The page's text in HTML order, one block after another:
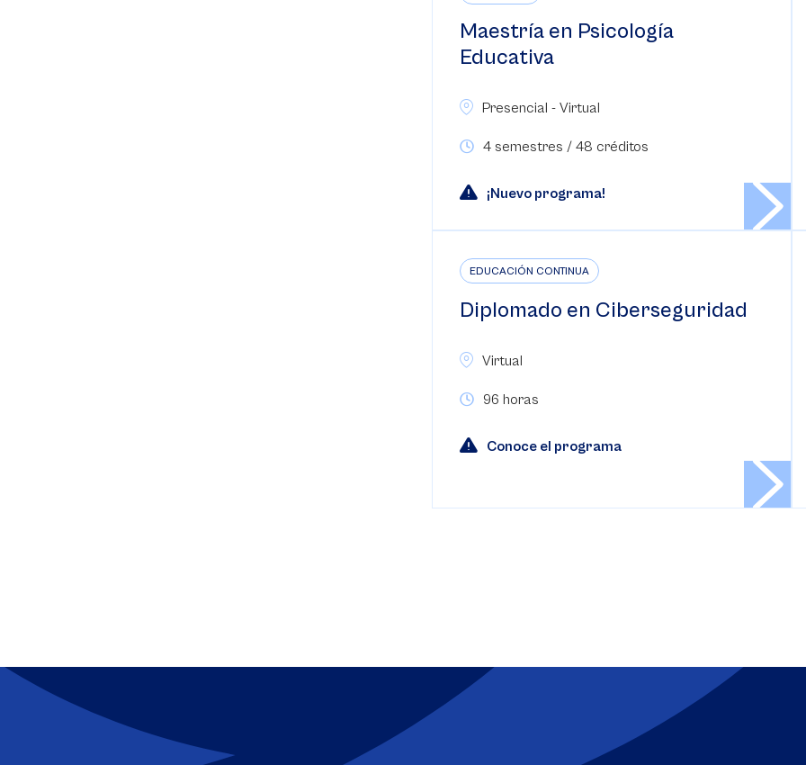
Maestría en Psicología
Educativa
Presencial - Virtual
4 semestres / 48 créditos
¡Nuevo programa!
EDUCACIÓN CONTINUA
Diplomado en Ciberseguridad
Virtual
96 horas
Conoce el programa